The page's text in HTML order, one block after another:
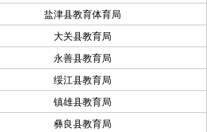
盐津县教育体育局
大关县教育局
永善县教育局
绥江县教育局
镇雄县教育局
彝良县教育局